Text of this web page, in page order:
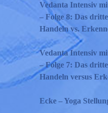
Vedanta Intensiv
– Folge 8: Das
Handeln vs.
Vedanta Intensiv
– Folge 7: Das
Handeln versus
Ecke – Yoga